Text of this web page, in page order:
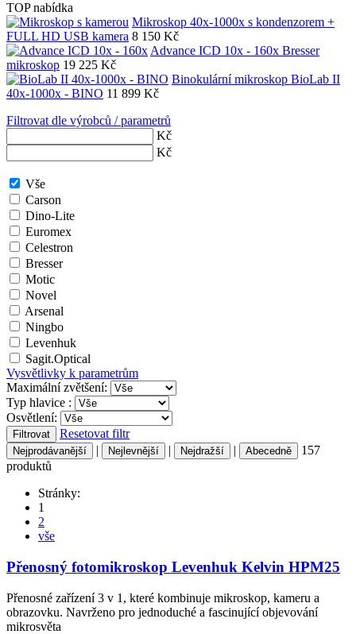
TOP nabídka
Mikroskop 40x-1000x s kondenzorem +
FULL HD USB kamera 8 150 Kč
Advance ICD 10x - 160x Bresser
mikroskop 19 225 Kč
Binokulární mikroskop BioLab II
40x-1000x - BINO 11 899 Kč
Filtrovat dle výrobců / parametrů
Kč
Kč
Vše
Carson
Dino-Lite
Euromex
Celestron
Bresser
Motic
Novel
Arsenal
Ningbo
Levenhuk
Sagit.Optical
Vysvětlivky k parametrům
Maximální zvětšení:
Typ hlavice :
Osvětlení:
Filtrovat Resetovat filtr
Nejprodávanější Nejlevnější Nejdražší Abecedně
157
produktů
Stránky:
1
2
vše
Přenosný fotomikroskop Levenhuk Kelvin HPM25
Přenosné zařízení 3 v 1, které kombinuje mikroskop, kameru a
obrazovku. Navrženo pro jednoduché a fascinující objevování
mikrosvěta